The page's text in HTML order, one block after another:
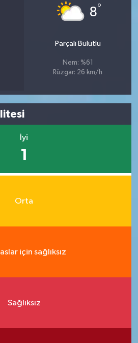
8°
Parçalı Bulutlu
Nem: %61
Rüzgar: 26 km/h
İyi
1
Orta
için sağlıksız
Sağlıksız